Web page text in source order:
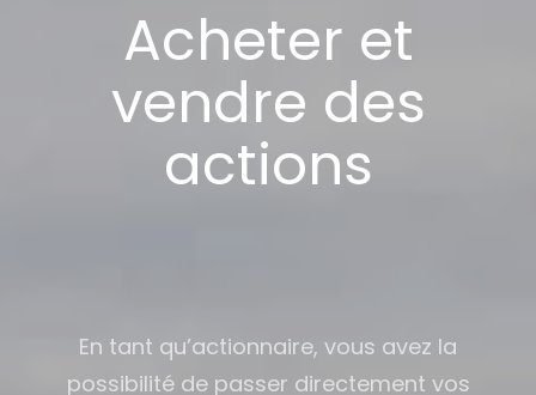
Acheter et
vendre des
actions
En tant qu’actionnaire, vous avez la
possibilité de passer directement vos